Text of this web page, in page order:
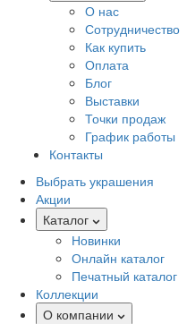
О нас
Сотрудничество
Как купить
Оплата
Блог
Выставки
Точки продаж
График работы
Контакты
Выбрать украшения
Акции
Каталог
Новинки
Онлайн каталог
Печатный каталог
Коллекции
О компании